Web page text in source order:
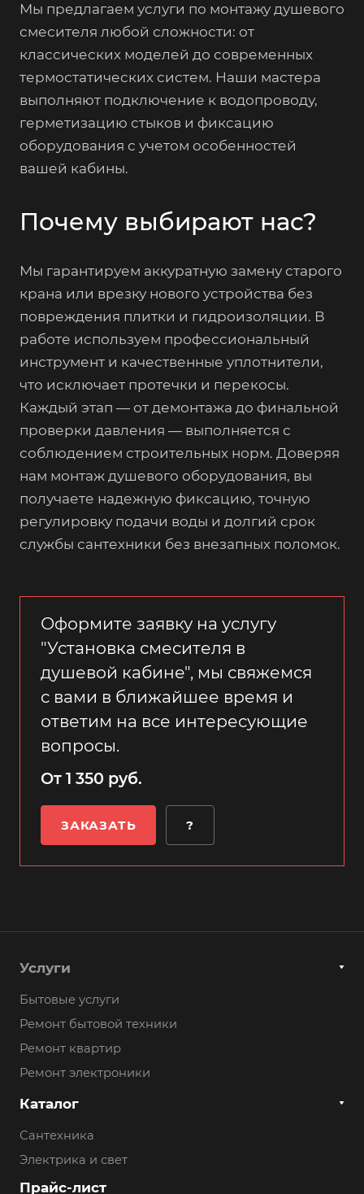
Мы предлагаем услуги по монтажу душевого
смесителя любой сложности: от
классических моделей до современных
термостатических систем. Наши мастера
выполняют подключение к водопроводу,
герметизацию стыков и фиксацию
оборудования с учетом особенностей
вашей кабины.
Почему выбирают нас?
Мы гарантируем аккуратную замену старого
крана или врезку нового устройства без
повреждения плитки и гидроизоляции. В
работе используем профессиональный
инструмент и качественные уплотнители,
что исключает протечки и перекосы.
Каждый этап — от демонтажа до финальной
проверки давления — выполняется с
соблюдением строительных норм. Доверяя
нам монтаж душевого оборудования, вы
получаете надежную фиксацию, точную
регулировку подачи воды и долгий срок
службы сантехники без внезапных поломок.
Оформите заявку на услугу
"Установка смесителя в
душевой кабине", мы свяжемся
с вами в ближайшее время и
ответим на все интересующие
вопросы.
От 1 350 руб.
ЗАКАЗАТЬ ?
Услуги
Бытовые услуги
Ремонт бытовой техники
Ремонт квартир
Ремонт электроники
Каталог
Сантехника
Электрика и свет
Прайс-лист